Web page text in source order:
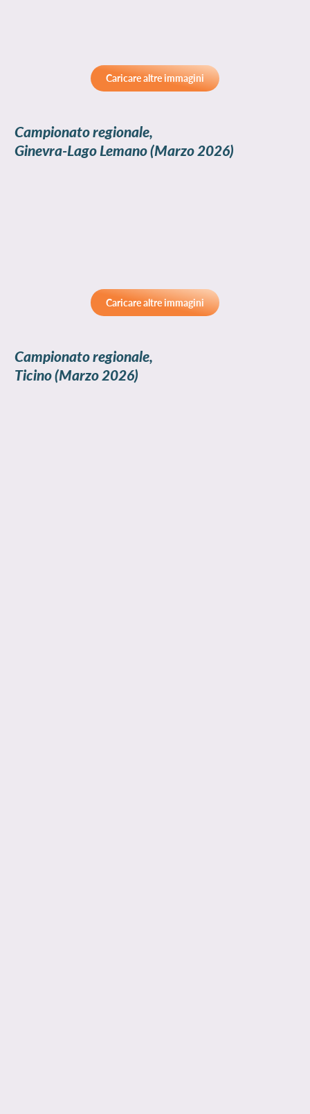
Caricare altre immagini
Campionato regionale,
Ginevra-Lago Lemano(Marzo 2026)
Caricare altre immagini
Campionato regionale,
Ticino(Marzo 2026)